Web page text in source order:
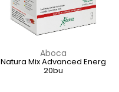
Aboca
Natura Mix Advanced Energ
20bu